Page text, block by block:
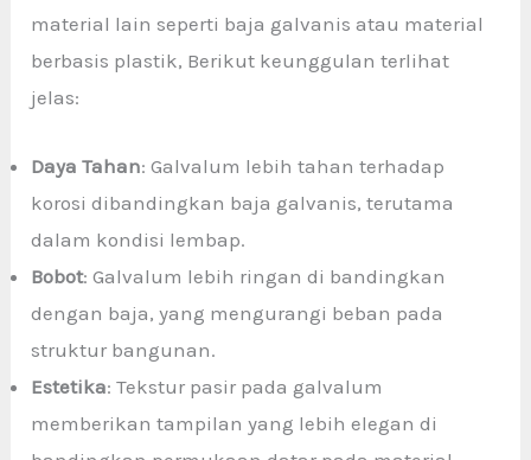
material lain seperti baja galvanis atau material
berbasis plastik, Berikut keunggulan terlihat
jelas:
Daya Tahan: Galvalum lebih tahan terhadap
korosi dibandingkan baja galvanis, terutama
dalam kondisi lembap.
Bobot: Galvalum lebih ringan di bandingkan
dengan baja, yang mengurangi beban pada
struktur bangunan.
Estetika: Tekstur pasir pada galvalum
memberikan tampilan yang lebih elegan di